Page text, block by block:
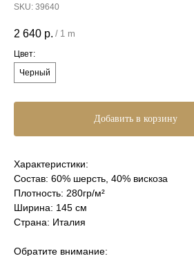
SKU: 39640
2 640 р. / 1 m
Цвет:
Черный
Добавить в корзину
Характеристики:
Состав: 60% шерсть, 40% вискоза
Плотность: 280гр/м²
Ширина: 145 см
Страна: Италия
Обратите внимание: